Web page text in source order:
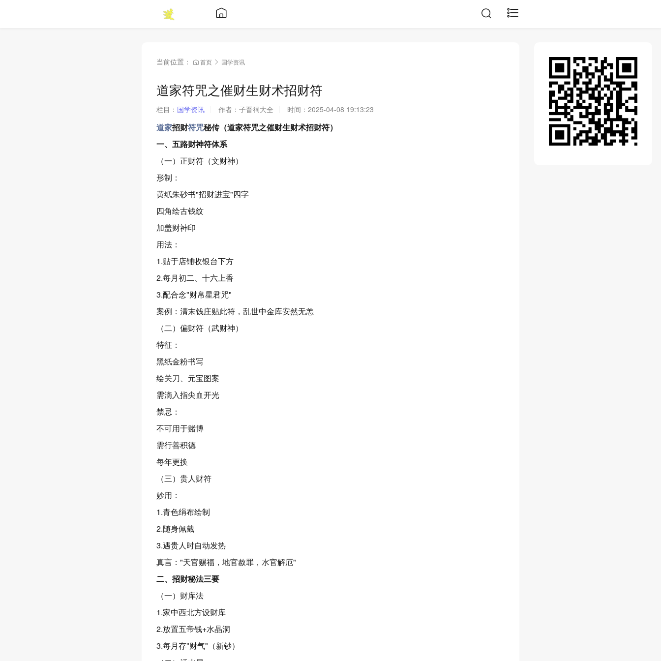
当前位置： 首页 国学资讯
道家符咒之催财生财术招财符
栏目： 国学资讯 作者： 子晋祠大全 时间： 2025-04-08 19:13:23
道家招财符咒秘传（道家符咒之催财生财术招财符）
一、五路财神符体系
（一）正财符（文财神）
形制：
黄纸朱砂书"招财进宝"四字
四角绘古钱纹
加盖财神印
用法：
1.贴于店铺收银台下方
2.每月初二、十六上香
3.配合念"财帛星君咒"
案例：清末钱庄贴此符，乱世中金库安然无恙
（二）偏财符（武财神）
特征：
黑纸金粉书写
绘关刀、元宝图案
需滴入指尖血开光
禁忌：
不可用于赌博
需行善积德
每年更换
（三）贵人财符
妙用：
1.青色绢布绘制
2.随身佩戴
3.遇贵人时自动发热
真言："天官赐福，地官赦罪，水官解厄"
二、招财秘法三要
（一）财库法
1.家中西北方设财库
2.放置五帝钱+水晶洞
3.每月存"财气"（新钞）